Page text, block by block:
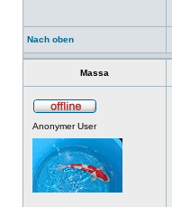
Nach oben
Massa
Anonymer User